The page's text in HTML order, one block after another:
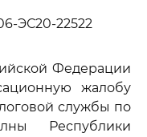
ЭС20-22522
Федерации
жалобу
службы по
Республики